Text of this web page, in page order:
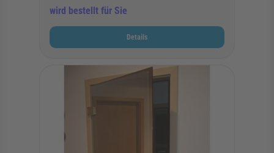
wird bestellt für Sie
Details